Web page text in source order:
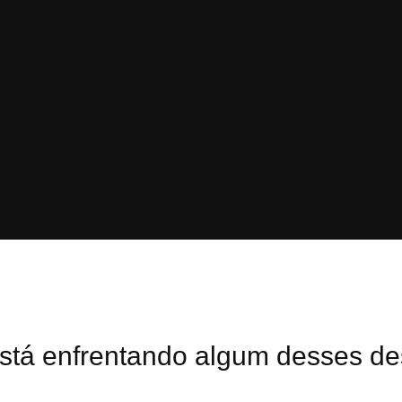
enfrentando algum desses